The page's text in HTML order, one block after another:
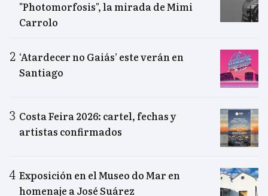
"Photomorfosis", la mirada de Mimi
Carrolo
‘Atardecer no Gaiás’ este verán en
Santiago
Costa Feira 2026: cartel, fechas y
artistas confirmados
Exposición en el Museo do Mar en
homenaje a José Suárez